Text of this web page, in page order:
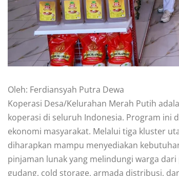
Oleh: Ferdiansyah Putra Dewa
Koperasi Desa/Kelurahan Merah Putih
koperasi di seluruh Indonesia. Program
ekonomi masyarakat. Melalui tiga kluster
diharapkan mampu menyediakan
pinjaman lunak yang melindungi warga
gudang, cold storage, armada distribusi,